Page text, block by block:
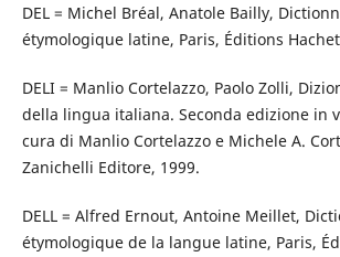
DEL = Michel Bréal, Anatole Bailly,
étymologique latine, Paris, Éditions
DELI = Manlio Cortelazzo, Paolo Zolli,
della lingua italiana. Seconda edizione in
cura di Manlio Cortelazzo e Michele A.
Zanichelli Editore, 1999.
DELL = Alfred Ernout, Antoine Meillet,
étymologique de la langue latine, Paris,